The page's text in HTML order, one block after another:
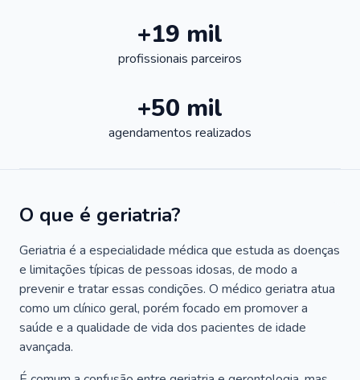
+19 mil
profissionais parceiros
+50 mil
agendamentos realizados
O que é geriatria?
Geriatria é a especialidade médica que estuda as doenças
e limitações típicas de pessoas idosas, de modo a
prevenir e tratar essas condições. O médico geriatra atua
como um clínico geral, porém focado em promover a
saúde e a qualidade de vida dos pacientes de idade
avançada.